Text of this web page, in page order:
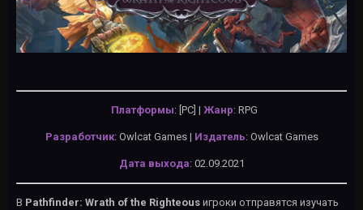
Платформы: [PC] | Жанр: RPG
Разработчик: Owlcat Games | Издатель: Owlcat Games
Дата выхода: 02.09.2021
В Pathfinder: Wrath of the Righteous игроки отправятся изучать